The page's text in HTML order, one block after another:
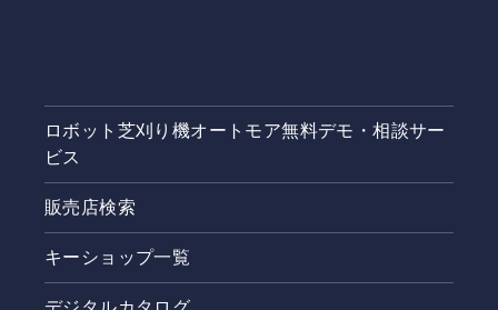
ロボット芝刈り機オートモア無料デモ・相談サー
ビス
販売店検索
キーショップ一覧